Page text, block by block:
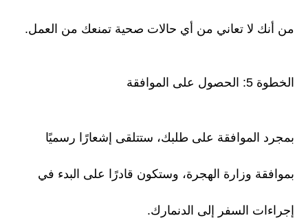
من أنك لا تعاني من أي حالات صحية تمنعك من العمل.
الخطوة 5: الحصول على الموافقة
بمجرد الموافقة على طلبك، ستتلقى إشعارًا رسميًا
بموافقة وزارة الهجرة، وستكون قادرًا على البدء في
إجراءات السفر إلى الدنمارك.